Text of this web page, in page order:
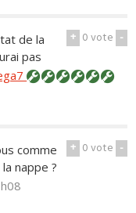
+ 0vote -
de la
pas
+ 0vote -
comme
nappe ?